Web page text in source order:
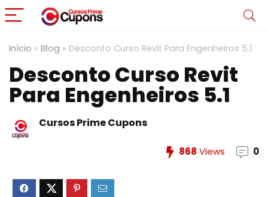
Início » Blog » Desconto Curso Revit Para Engenheiros 5.1
Desconto Curso Revit
Para Engenheiros 5.1
Cursos Prime Cupons
868 Views 0